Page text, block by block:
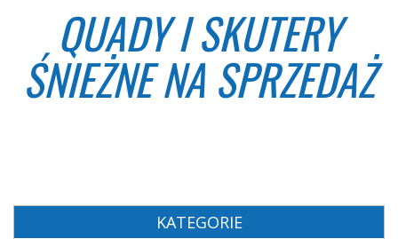
QUADY I SKUTERY
ŚNIEŻNE NA SPRZEDAŻ
KATEGORIE